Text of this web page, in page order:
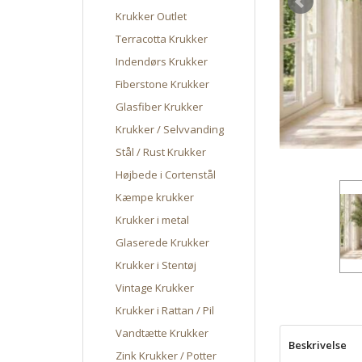
Krukker Outlet
Terracotta Krukker
Indendørs Krukker
Fiberstone Krukker
Glasfiber Krukker
Krukker / Selvvanding
Stål / Rust Krukker
Højbede i Cortenstål
Kæmpe krukker
Krukker i metal
Glaserede Krukker
Krukker i Stentøj
Vintage Krukker
Krukker i Rattan / Pil
Vandtætte Krukker
Zink Krukker / Potter
Beskrivelse